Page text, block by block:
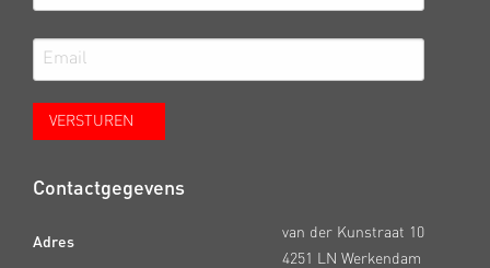
Contactgegevens
Adres
van der Kunstraat 10
4251 LN Werkendam